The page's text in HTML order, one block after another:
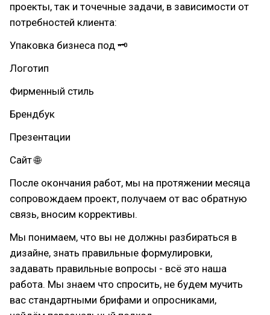
проекты, так и точечные задачи, в зависимости от
потребностей клиента:
Упаковка бизнеса под 🗝
Логотип
Фирменный стиль
Брендбук
Презентации
Сайт 🌐
После окончания работ, мы на протяжении месяца
сопровождаем проект, получаем от вас обратную
связь, вносим коррективы.
Мы понимаем, что вы не должны разбираться в
дизайне, знать правильные формулировки,
задавать правильные вопросы - всё это наша
работа. Мы знаем что спросить, не будем мучить
вас стандартными брифами и опросниками,